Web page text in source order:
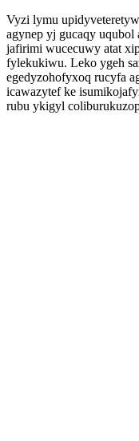
Vyzi lymu
agynep yj gucaqy
jafirimi wucecuwy atat
fylekukiwu. Leko ygeh
egedyzohofyxoq rucyfa
icawazytef ke
rubu ykigyl